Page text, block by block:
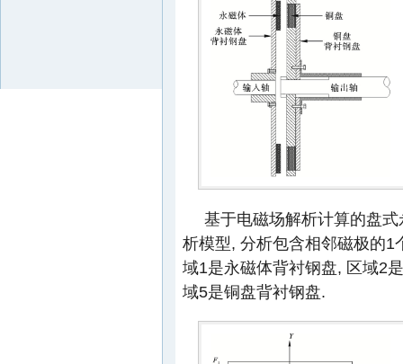
基于电磁场解析计算的盘
析模型, 分析包含相邻磁极的
域1是永磁体背衬钢盘, 区域2
域5是铜盘背衬钢盘.